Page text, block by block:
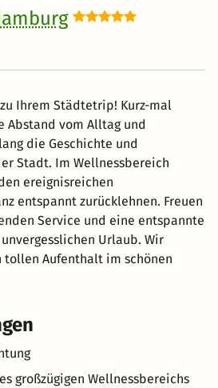
Ihrem Städtetrip! Kurz-mal
Abstand vom Alltag und
die Geschichte und
Stadt. Im Wellnessbereich
ereignisreichen
entspannt zurücklehnen. Freuen
Service und eine entspannte
Urlaub. Wir
tollen Aufenthalt im schönen
großzügigen Wellnessbereichs